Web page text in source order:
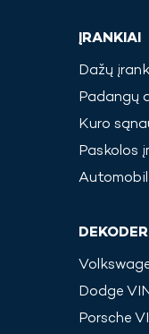
ĮRANKIAI
Dažų
Padangų
Kuro
Paskolos
Dodge
Porsche